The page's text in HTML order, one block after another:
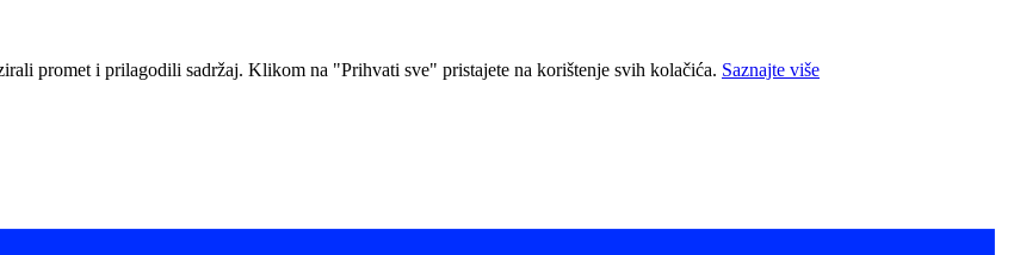
promet i prilagodili sadržaj. Klikom na "Prihvati sve" pristajete na korištenje svih kolačića. Saznajte više